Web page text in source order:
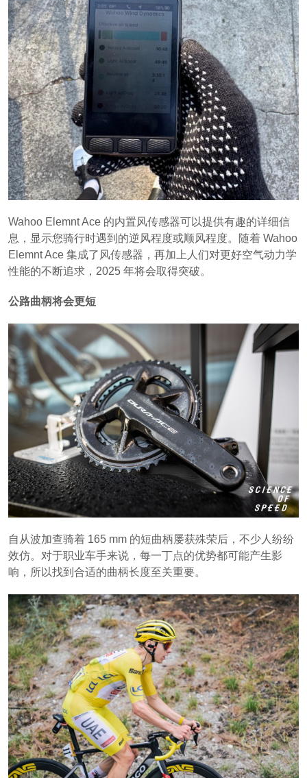
Wahoo Elemnt Ace 的内置风传感器可以提供有趣的详细信
息，显示您骑行时遇到的逆风程度或顺风程度。随着 Wahoo
Elemnt Ace 集成了风传感器，再加上人们对更好空气动力学
性能的不断追求，2025 年将会取得突破。
公路曲柄将会更短
自从波加查骑着 165 mm 的短曲柄屡获殊荣后，不少人纷纷
效仿。对于职业车手来说，每一丁点的优势都可能产生影
响，所以找到合适的曲柄长度至关重要。